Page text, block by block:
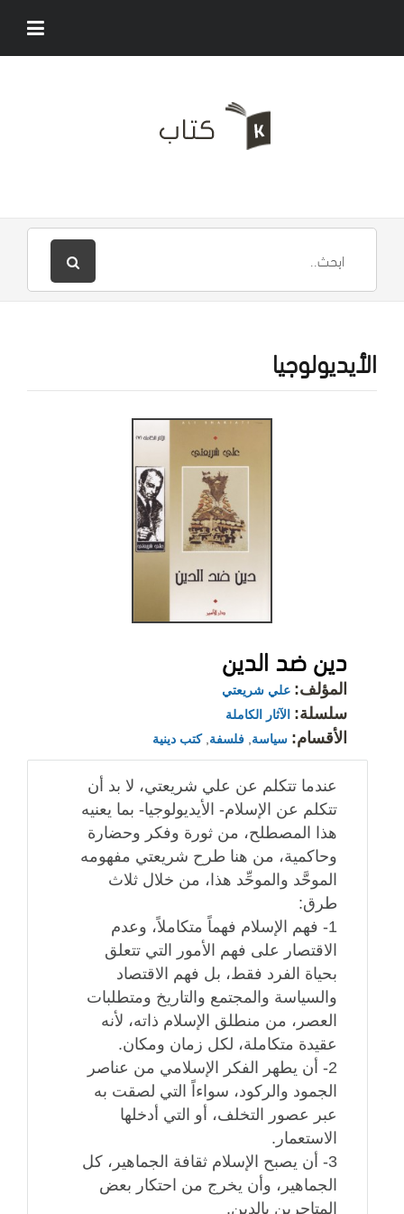
الأيديولوجيا
دين ضد الدين
المؤلف: علي شريعتي
سلسلة: الآثار الكاملة
الأقسام: سياسة, فلسفة,كتب دينية
عندما تتكلم عن علي شريعتي، لا بد أن
تتكلم عن الإسلام- الأيديولوجيا- بما يعنيه
هذا المصطلح، من ثورة وفكر وحضارة
وحاكمية، من هنا طرح شريعتي مفهومه
الموحَّد والموحِّد هذا، من خلال ثلاث
طرق:
1- فهم الإسلام فهماً متكاملاً، وعدم
الاقتصار على فهم الأمور التي تتعلق
بحياة الفرد فقط، بل فهم الاقتصاد
والسياسة والمجتمع والتاريخ ومتطلبات
العصر، من منطلق الإسلام ذاته، لأنه
عقيدة متكاملة، لكل زمان ومكان.
2- أن يطهر الفكر الإسلامي من عناصر
الجمود والركود، سواءاً التي لصقت به
عبر عصور التخلف، أو التي أدخلها
الاستعمار.
3- أن يصبح الإسلام ثقافة الجماهير، كل
الجماهير، وأن يخرج من احتكار بعض
المتاجرين بالدين.